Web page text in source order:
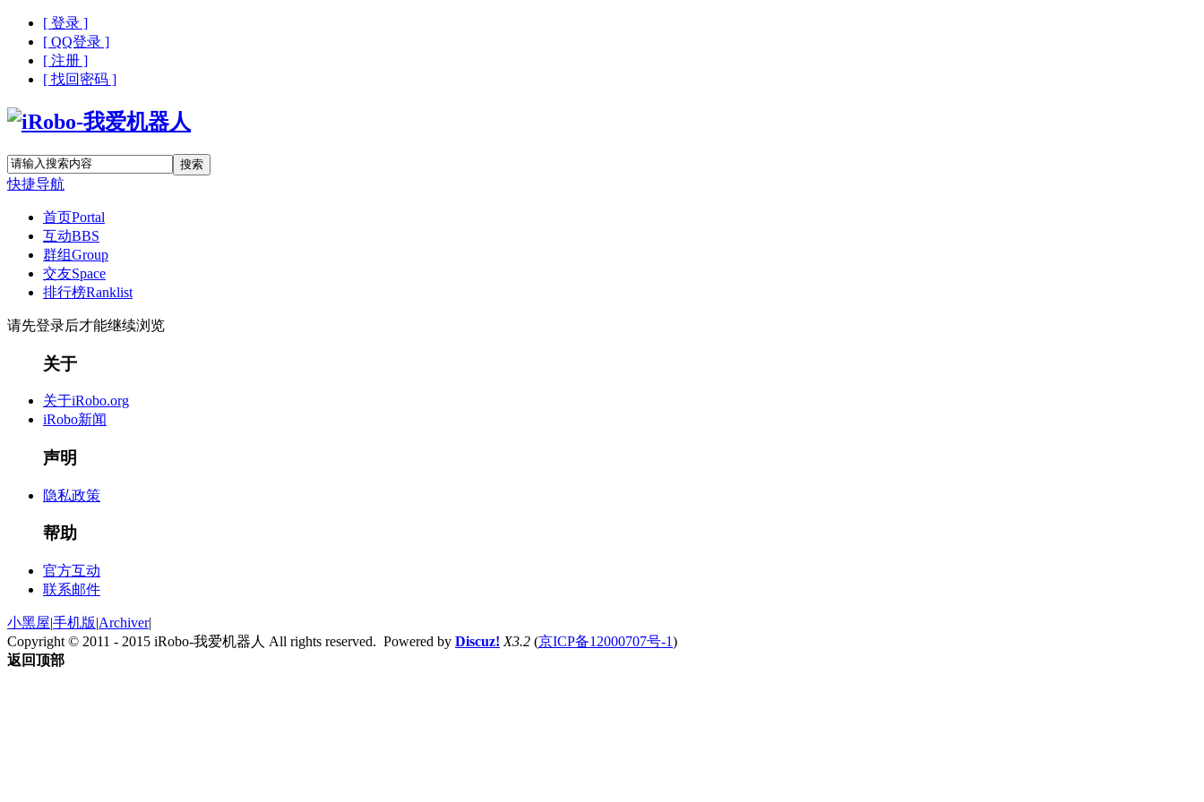
[ 登录 ]
[ QQ登录 ]
[ 注册 ]
[ 找回密码 ]
搜索
快捷导航
首页Portal
互动BBS
群组Group
交友Space
排行榜Ranklist
请先登录后才能继续浏览
关于
关于iRobo.org
iRobo新闻
声明
隐私政策
帮助
官方互动
联系邮件
小黑屋|手机版|Archiver|
Copyright © 2011 - 2015 iRobo-我爱机器人 All rights reserved. Powered by Discuz! X3.2 (京ICP备12000707号-1)
返回顶部